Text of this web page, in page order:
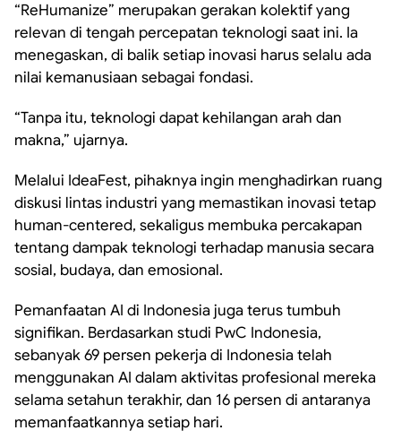
“ReHumanize” merupakan gerakan kolektif yang
relevan di tengah percepatan teknologi saat ini. Ia
menegaskan, di balik setiap inovasi harus selalu ada
nilai kemanusiaan sebagai fondasi.
“Tanpa itu, teknologi dapat kehilangan arah dan
makna,” ujarnya.
Melalui IdeaFest, pihaknya ingin menghadirkan ruang
diskusi lintas industri yang memastikan inovasi tetap
human-centered, sekaligus membuka percakapan
tentang dampak teknologi terhadap manusia secara
sosial, budaya, dan emosional.
Pemanfaatan AI di Indonesia juga terus tumbuh
signifikan. Berdasarkan studi PwC Indonesia,
sebanyak 69 persen pekerja di Indonesia telah
menggunakan AI dalam aktivitas profesional mereka
selama setahun terakhir, dan 16 persen di antaranya
memanfaatkannya setiap hari.